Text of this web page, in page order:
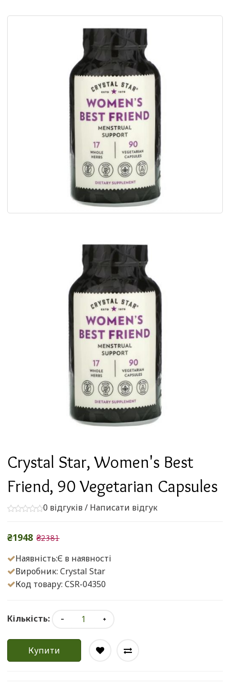
Crystal Star, Women's Best
Friend, 90 Vegetarian Capsules
0 відгуків/ Написати відгук
₴1948 ₴2381
Наявність:Є в наявності
Виробник: Crystal Star
Код товару: CSR-04350
Кількість:
Купити